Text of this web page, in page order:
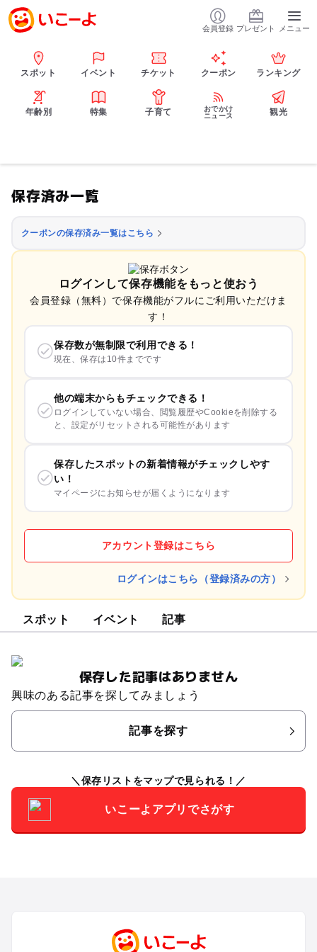
会員登録 プレゼント メニュー
スポット イベント チケット クーポン ランキング
年齢別 特集 子育て
おでかけ
ニュース
観光
保存済み一覧
クーポンの保存済み一覧はこちら
ログインして保存機能をもっと使おう
会員登録（無料）で保存機能がフルにご利用いただけま
す！
保存数が無制限で利用できる！
現在、保存は10件までです
他の端末からもチェックできる！
ログインしていない場合、閲覧履歴やCookieを削除する
と、設定がリセットされる可能性があります
保存したスポットの新着情報がチェックしやす
い！
マイページにお知らせが届くようになります
アカウント登録はこちら
ログインはこちら（登録済みの方）
スポット イベント 記事
保存した記事はありません
興味のある記事を探してみましょう
記事を探す
保存リストをマップで見られる！
いこーよアプリでさがす